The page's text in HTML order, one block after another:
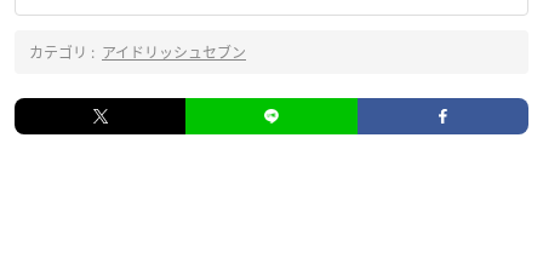
カテゴリ : アイドリッシュセブン